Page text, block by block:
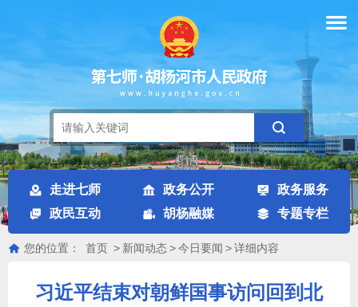
走进七师 政务公开
政务服务
政民互动
胡杨融媒 专题专栏
您的位置： 首页 > 新闻动态>今日要闻 >详细内容
习近平结束对朝鲜国事访问回到北